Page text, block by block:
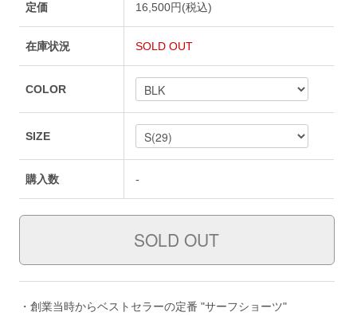
定価 16,500円(税込)
在庫状況 SOLD OUT
COLOR
SIZE
購入数 -
・創業当時からベストセラーの定番 "サーフショーツ"